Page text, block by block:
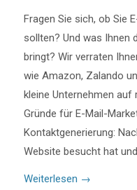
Fragen Sie sich, ob Sie
sollten? Und was Ihnen
bringt? Wir verraten
wie Amazon, Zalando
kleine Unternehmen auf
Gründe für E-Mail-
Kontaktgenerierung:
Website besucht hat
Weiterlesen →